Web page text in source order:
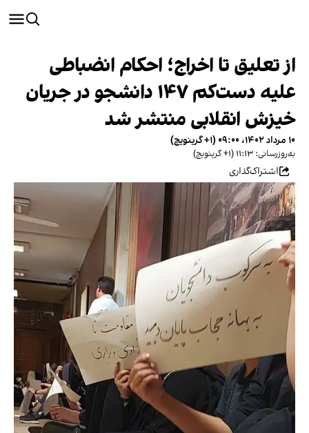
از تعلیق تا اخراج؛ احکام انضباطی
علیه دست‌کم ۱۴۷ دانشجو در جریان
خیزش انقلابی منتشر شد
۱۰ مرداد ۱۴۰۲، ۰۹:۰۰ (‎+۱ گرینویچ)
به‌روزرسانی: ۱۱:۱۳ (‎+۱ گرینویچ)
اشتراک‌گذاری